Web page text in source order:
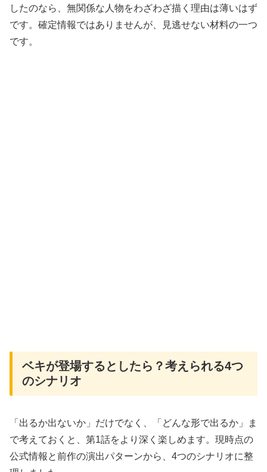
したのなら、無関係な人物をわざわざ描く理由は薄いはず
です。確定情報ではありませんが、見逃せない材料の一つ
です。
ベキが登場するとしたら？考えられる4つ
のシナリオ
「出るか出ないか」だけでなく、「どんな形で出るか」ま
で考えておくと、第1話をより深く楽しめます。現時点の
公式情報と前作の演出パターンから、4つのシナリオに整